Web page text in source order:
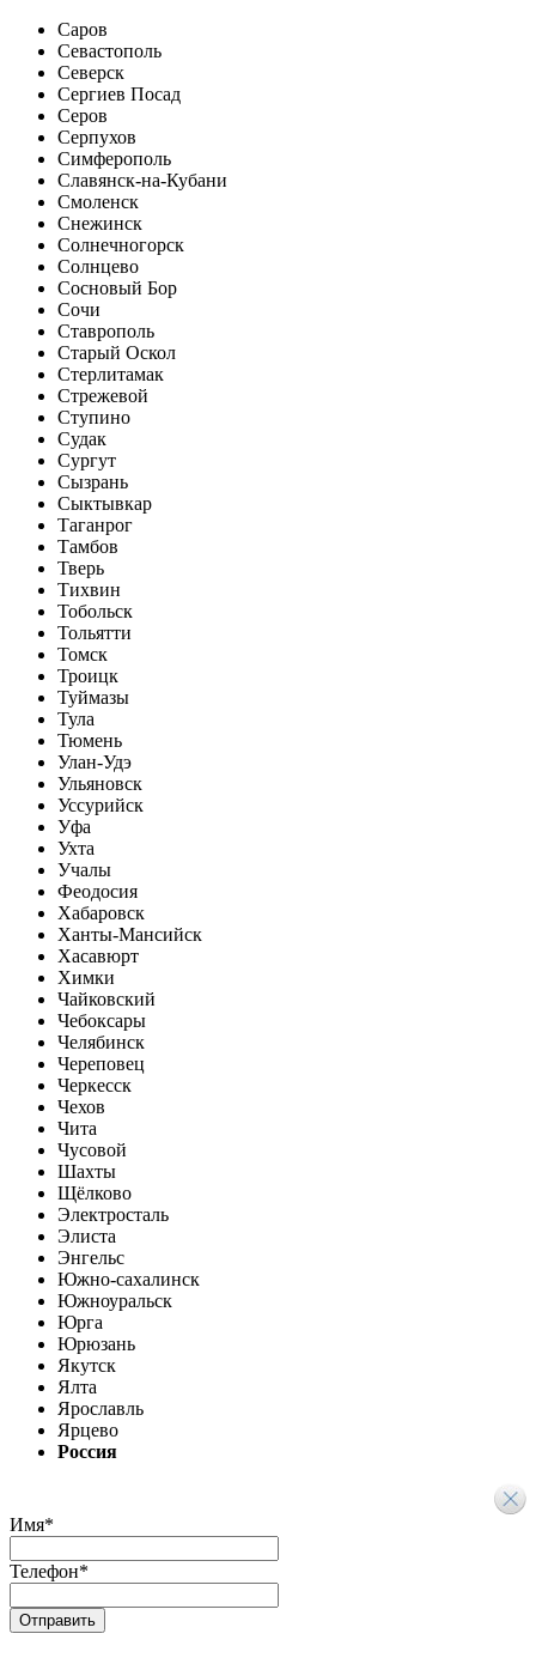
Саров
Севастополь
Северск
Сергиев Посад
Серов
Серпухов
Симферополь
Славянск-на-Кубани
Смоленск
Снежинск
Солнечногорск
Солнцево
Сосновый Бор
Сочи
Ставрополь
Старый Оскол
Стерлитамак
Стрежевой
Ступино
Судак
Сургут
Сызрань
Сыктывкар
Таганрог
Тамбов
Тверь
Тихвин
Тобольск
Тольятти
Томск
Троицк
Туймазы
Тула
Тюмень
Улан-Удэ
Ульяновск
Уссурийск
Уфа
Ухта
Учалы
Феодосия
Хабаровск
Ханты-Мансийск
Хасавюрт
Химки
Чайковский
Чебоксары
Челябинск
Череповец
Черкесск
Чехов
Чита
Чусовой
Шахты
Щёлково
Электросталь
Элиста
Энгельс
Южно-сахалинск
Южноуральск
Юрга
Юрюзань
Якутск
Ялта
Ярославль
Ярцево
Россия
Имя*
Телефон*